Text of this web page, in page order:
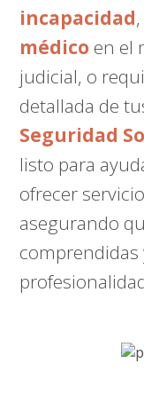
incapacidad
médico en el
judicial, o
detallada de
Seguridad
listo para
ofrecer
asegurando
comprendidas